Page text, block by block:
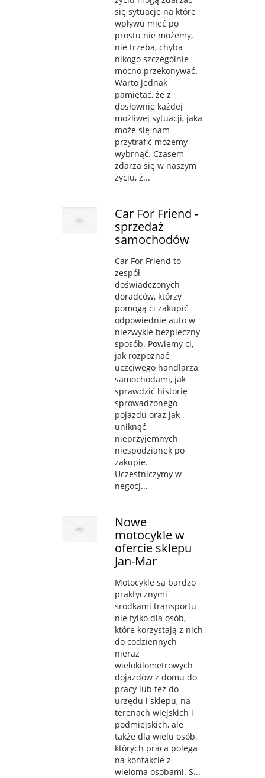
się sytuacje na które
wpływu mieć po
prostu nie możemy,
nie trzeba, chyba
nikogo szczególnie
mocno przekonywać.
Warto jednak
pamiętać, że z
dosłownie każdej
możliwej sytuacji, jaka
może się nam
przytrafić możemy
wybrnąć. Czasem
zdarza się w naszym
życiu, ż...
Car For Friend -
sprzedaż
samochodów
Car For Friend to
zespół
doświadczonych
doradców, którzy
pomogą ci zakupić
odpowiednie auto w
niezwykle bezpieczny
sposób. Powiemy ci,
jak rozpoznać
uczciwego handlarza
samochodami, jak
sprawdzić historię
sprowadzonego
pojazdu oraz jak
uniknąć
nieprzyjemnych
niespodzianek po
zakupie.
Uczestniczymy w
negocj...
Nowe
motocykle w
ofercie sklepu
Jan-Mar
Motocykle są bardzo
praktycznymi
środkami transportu
nie tylko dla osób,
które korzystają z nich
do codziennych
nieraz
wielokilometrowych
dojazdów z domu do
pracy lub też do
urzędu i sklepu, na
terenach wiejskich i
podmiejskich, ale
także dla wielu osób,
których praca polega
na kontakcie z
wieloma osobami. S...